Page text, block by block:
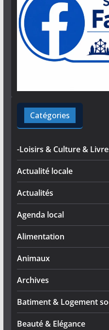
Catégories
-Loisirs & Culture &
Actualité locale
Actualités
Agenda local
Alimentation
Animaux
Archives
Batiment & Logement
Beauté & Elégance